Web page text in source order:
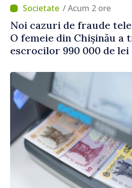
/ Acum 2 ore
Noi cazuri de fraude
O femeie din Chișinău a
escrocilor 990 000 de lei